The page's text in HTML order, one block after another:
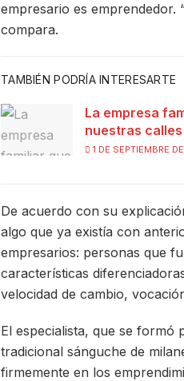
empresario es emprendedor.
compara.
TAMBIÉN PODRÍA INTERESARTE
La empresa
nuestras calles
1 DE SEPTIEMBRE
De acuerdo con su
algo que ya existía con
empresarios: personas que
características
velocidad de cambio,
El especialista, que se formó
tradicional sánguche de
firmemente en los